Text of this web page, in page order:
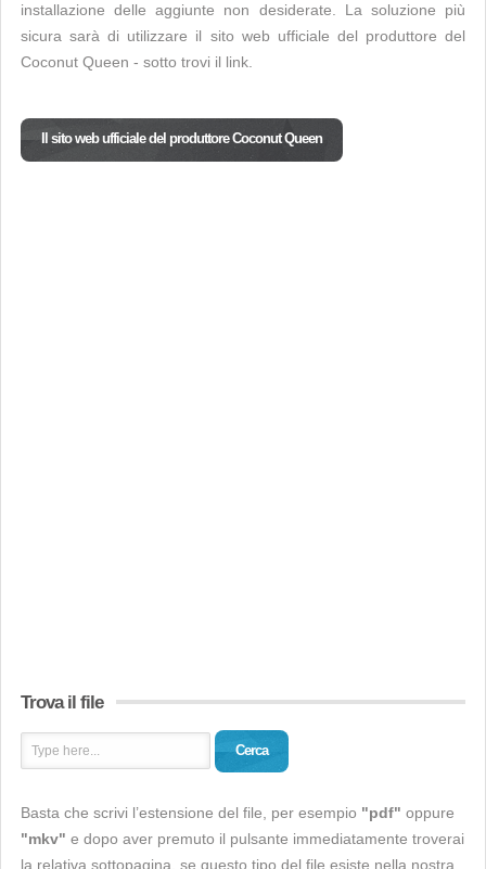
installazione delle aggiunte non desiderate. La soluzione più
sicura sarà di utilizzare il sito web ufficiale del produttore del
Coconut Queen - sotto trovi il link.
Il sito web ufficiale del produttore Coconut Queen
Trova il file
Cerca
Basta che scrivi l’estensione del file, per esempio "pdf" oppure
"mkv" e dopo aver premuto il pulsante immediatamente troverai
la relativa sottopagina, se questo tipo del file esiste nella nostra